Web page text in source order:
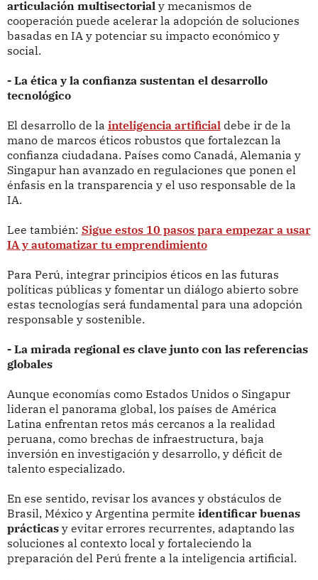
articulación multisectorialy mecanismos de
cooperación puede acelerar la adopción de soluciones
basadas en IA y potenciar su impacto económico y
social.
- La ética y la confianza sustentan el desarrollo
tecnológico
El desarrollo de la inteligencia artificialdebe ir de la
mano de marcos éticos robustos que fortalezcan la
confianza ciudadana. Países como Canadá, Alemania y
Singapur han avanzado en regulaciones que ponen el
énfasis en la transparencia y el uso responsable de la
IA.
Lee también: Sigue estos 10 pasos para empezar a usar
IA y automatizar tu emprendimiento
Para Perú, integrar principios éticos en las futuras
políticas públicas y fomentar un diálogo abierto sobre
estas tecnologías será fundamental para una adopción
responsable y sostenible.
- La mirada regional es clave junto con las referencias
globales
Aunque economías como Estados Unidos o Singapur
lideran el panorama global, los países de América
Latina enfrentan retos más cercanos a la realidad
peruana, como brechas de infraestructura, baja
inversión en investigación y desarrollo, y déficit de
talento especializado.
En ese sentido, revisar los avances y obstáculos de
Brasil, México y Argentina permite identificar buenas
prácticasy evitar errores recurrentes, adaptando las
soluciones al contexto local y fortaleciendo la
preparación del Perú frente a la inteligencia artificial.